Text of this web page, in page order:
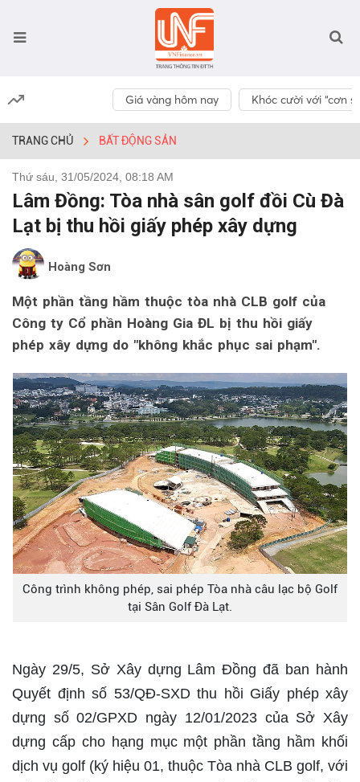
Giá vàng hôm nay Khóc cười với “cơn
TRANG CHỦ BẤT ĐỘNG SẢN
Thứ sáu, 31/05/2024, 08:18 AM
Lâm Đồng: Tòa nhà sân golf đồi Cù Đà
Lạt bị thu hồi giấy phép xây dựng
Hoàng Sơn
Một phần tầng hầm thuộc tòa nhà CLB golf của
Công ty Cổ phần Hoàng Gia ĐL bị thu hồi giấy
phép xây dựng do "không khắc phục sai phạm".
Công trình không phép, sai phép Tòa nhà câu lạc bộ Golf
tại Sân Golf Đà Lạt.
Ngày 29/5, Sở Xây dựng Lâm Đồng đã ban hành
Quyết định số 53/QĐ-SXD thu hồi Giấy phép xây
dựng số 02/GPXD ngày 12/01/2023 của Sở Xây
dựng cấp cho hạng mục một phần tầng hầm khối
dịch vụ golf (ký hiệu 01, thuộc Tòa nhà CLB golf, với